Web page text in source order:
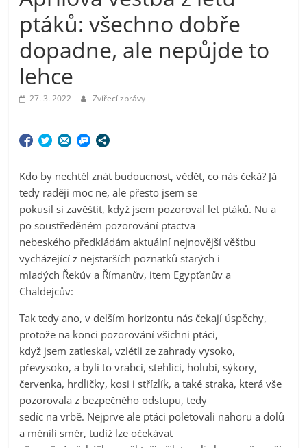
ptáků: všechno dobře
dopadne, ale nepůjde to
lehce
27. 3. 2022 Zvířecí zprávy
Kdo by nechtěl znát budoucnost, vědět, co nás čeká? Já
tedy raději moc ne, ale přesto jsem se
pokusil si zavěštit, když jsem pozoroval let ptáků. Nu a
po soustředěném pozorování ptactva
nebeského předkládám aktuální nejnovější věštbu
vycházející z nejstarších poznatků starých i
mladých Řekův a Římanův, item Egypťanův a
Chaldejcův:
Tak tedy ano, v delším horizontu nás čekají úspěchy,
protože na konci pozorování všichni ptáci,
když jsem zatleskal, vzlétli ze zahrady vysoko,
převysoko, a byli to vrabci, stehlíci, holubi, sýkory,
červenka, hrdličky, kosi i střízlík, a také straka, která vše
pozorovala z bezpečného odstupu, tedy
sedíc na vrbě. Nejprve ale ptáci poletovali nahoru a dolů
a měnili směr, tudíž lze očekávat